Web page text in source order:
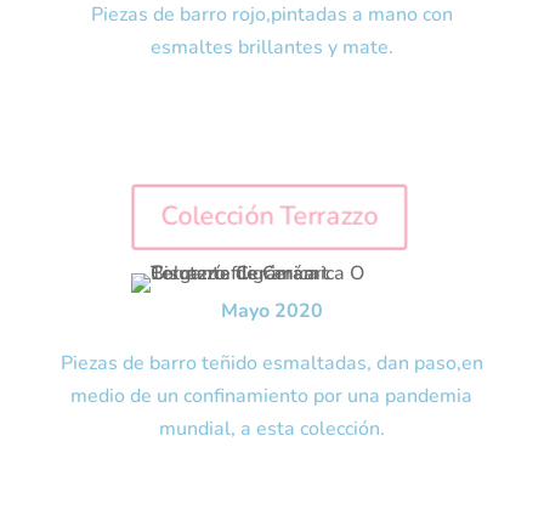
Piezas de barro rojo,pintadas a mano con
esmaltes brillantes y mate.
Colección Terrazzo
Mayo 2020
Piezas de barro teñido esmaltadas, dan paso,en
medio de un confinamiento por una pandemia
mundial, a esta colección.